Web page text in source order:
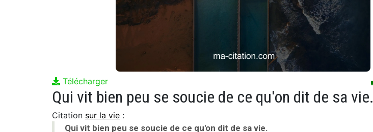
Télécharger
Qui vit bien peu se soucie de ce qu'on dit de sa vie.
Citation sur la vie :
Qui vit bien peu se soucie de ce qu'on dit de sa vie.